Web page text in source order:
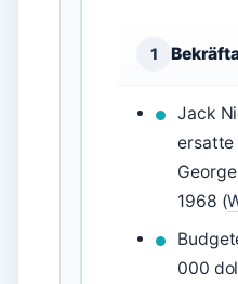
1
Jack
ersatte
1968 (
000